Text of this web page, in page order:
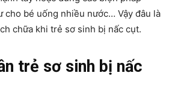
cho bé uống nhiều nước… Vậy đâu là
chữa khi trẻ sơ sinh bị nấc cụt.
trẻ sơ sinh bị nấc